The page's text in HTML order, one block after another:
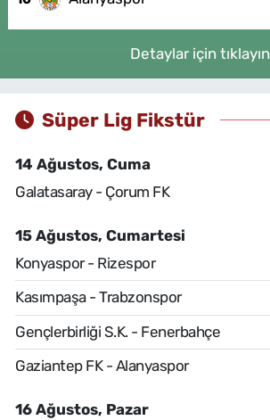
Detaylar için tıklayın
Süper Lig Fikstür
14 Ağustos, Cuma
Galatasaray - Çorum FK
15 Ağustos, Cumartesi
Konyaspor - Rizespor
Kasımpaşa - Trabzonspor
Gençlerbirliği S.K. - Fenerbahçe
Gaziantep FK - Alanyaspor
16 Ağustos, Pazar